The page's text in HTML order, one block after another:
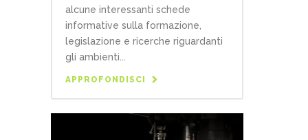
alcune interessanti schede
informative sulla formazione,
legislazione e ricerche riguardanti
gli ambienti...
APPROFONDISCI